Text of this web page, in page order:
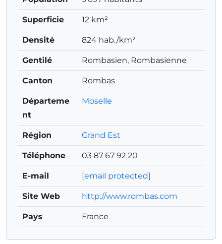
Superficie 12 km²
Densité 824 hab./km²
Gentilé Rombasien, Rombasienne
Canton Rombas
Départeme
nt
Moselle
Région Grand Est
Téléphone 03 87 67 92 20
E-mail [email protected]
Site Web http://www.rombas.com
Pays France